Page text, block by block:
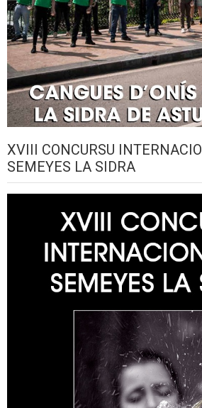
XVIII CONCURSU
SEMEYES LA SIDRA